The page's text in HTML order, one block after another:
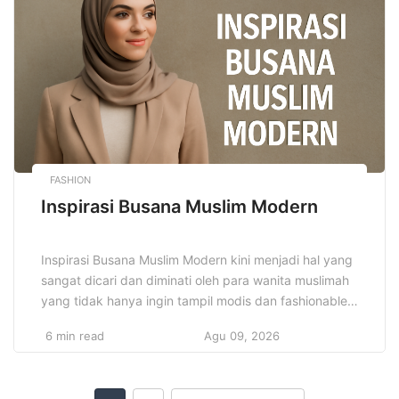
diharapkan semua anak, termasuk yang memiliki
kebutuhan khusus, dapat belajar dalam lingkungan
FASHION
Inspirasi Busana Muslim Modern
Inspirasi Busana Muslim Modern kini menjadi hal yang
sangat dicari dan diminati oleh para wanita muslimah
yang tidak hanya ingin tampil modis dan fashionable,
nilai syar’i dalam berpakaian. Berbagai gaya, model,
6 min read Agu 09, 2026